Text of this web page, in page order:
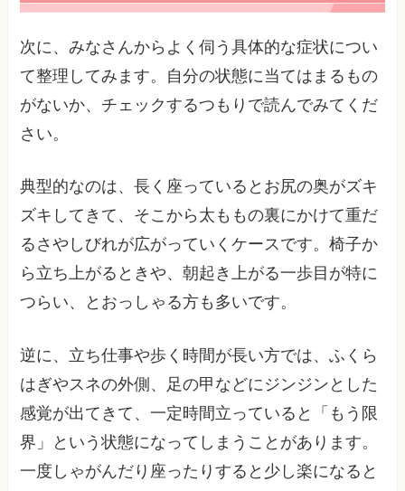
次に、みなさんからよく伺う具体的な症状につい
て整理してみます。自分の状態に当てはまるもの
がないか、チェックするつもりで読んでみてくだ
さい。
典型的なのは、長く座っているとお尻の奥がズキ
ズキしてきて、そこから太ももの裏にかけて重だ
るさやしびれが広がっていくケースです。椅子か
ら立ち上がるときや、朝起き上がる一歩目が特に
つらい、とおっしゃる方も多いです。
逆に、立ち仕事や歩く時間が長い方では、ふくら
はぎやスネの外側、足の甲などにジンジンとした
感覚が出てきて、一定時間立っていると「もう限
界」という状態になってしまうことがあります。
一度しゃがんだり座ったりすると少し楽になると